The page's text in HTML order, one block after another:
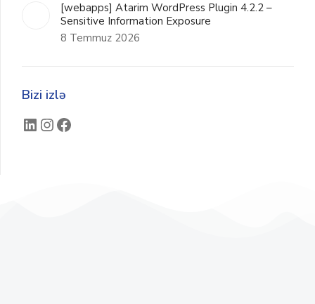
[webapps] Atarim WordPress Plugin 4.2.2 –
Sensitive Information Exposure
8 Temmuz 2026
Bizi izlə